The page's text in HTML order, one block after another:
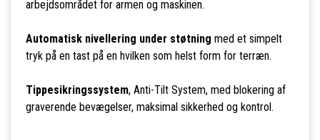
arbejdsområdet for armen og maskinen.
Automatisk nivellering under støtning med et simpelt
tryk på en tast på en hvilken som helst form for terræn.
Tippesikringssystem, Anti-Tilt System, med blokering af
graverende bevægelser, maksimal sikkerhed og kontrol.